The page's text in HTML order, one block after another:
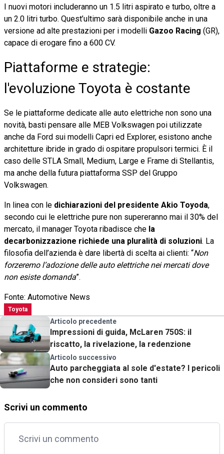
I nuovi motori includeranno un 1.5 litri aspirato e turbo, oltre a
un 2.0 litri turbo. Quest’ultimo sarà disponibile anche in una
versione ad alte prestazioni per i modelli Gazoo Racing (GR),
capace di erogare fino a 600 CV.
Piattaforme e strategie:
l'evoluzione Toyota è costante
Se le piattaforme dedicate alle auto elettriche non sono una
novità, basti pensare alle MEB Volkswagen poi utilizzate
anche da Ford sui modelli Capri ed Explorer, esistono anche
architetture ibride in grado di ospitare propulsori termici. È il
caso delle STLA Small, Medium, Large e Frame di Stellantis,
ma anche della futura piattaforma SSP del Gruppo
Volkswagen.
In linea con le dichiarazioni del presidente Akio Toyoda,
secondo cui le elettriche pure non supereranno mai il 30% del
mercato, il manager Toyota ribadisce che la
decarbonizzazione richiede una pluralità di soluzioni. La
filosofia dell’azienda è dare libertà di scelta ai clienti: “Non
forzeremo l’adozione delle auto elettriche nei mercati dove
non esiste domanda”.
Fonte: Automotive News
Toyota
Articolo precedente
Impressioni di guida, McLaren 750S: il
riscatto, la rivelazione, la redenzione
Articolo successivo
Auto parcheggiata al sole d'estate? I pericoli
che non consideri sono tanti
Scrivi un commento